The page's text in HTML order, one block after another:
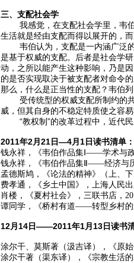
三、支配社会学
我感觉，在支配社会学里，韦伯
生活就是经由支配而得以展开的，
韦伯认为，支配是一内涵广泛的
是基于权威的支配。后者是社会学
动，之所以能产生这种影响，乃是
的是否实现取决于被支配者对命令
那么，什么是正当性的支配？韦伯
受传统型的权威支配所制约的共
威，但其自身的不稳定特质使之容
“教权制”的改革过程中，近代
2011年2月21日—4月1日读书清单：
钱永祥，《韦伯作品集Ⅰ——学术与
钱永祥，《韦伯作品集Ⅱ——经济与
孟德斯鸠，《论法的精神》（上、
费孝通，《乡土中国》，上海人民
肖楼，《夏村社会》，三联书店，
谭同学，《桥村有道——转型乡村的
12月14日——2011年1月13日读书
涂尔干、莫斯著（汲吉译），《原
涂尔干著（渠东译），《宗教生活